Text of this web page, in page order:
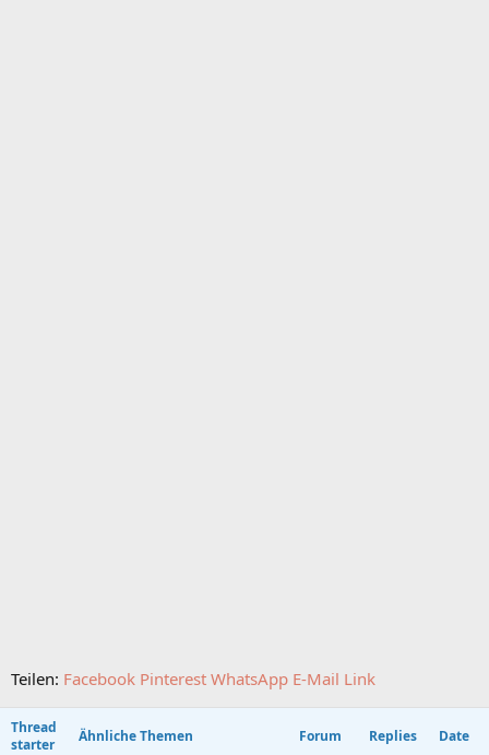
Teilen: Facebook Pinterest WhatsApp E-Mail Link
Thread
starter
Ähnliche Themen Forum Replies Date